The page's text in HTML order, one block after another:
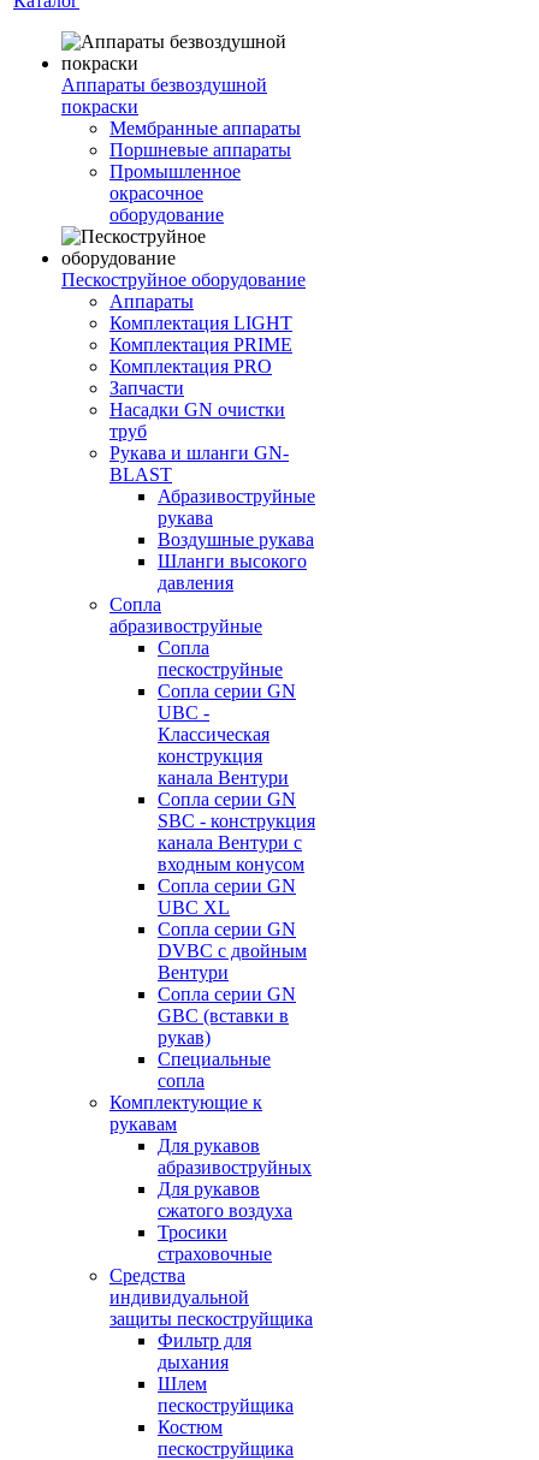
Аппараты безвоздушной
покраски
Мембранные аппараты
Поршневые аппараты
Промышленное
окрасочное
оборудование
Пескоструйное оборудование
Аппараты
Комплектация LIGHT
Комплектация PRIME
Комплектация PRO
Запчасти
Насадки GN очистки
труб
Рукава и шланги GN-
BLAST
Абразивоструйные
рукава
Воздушные рукава
Шланги высокого
давления
Сопла
абразивоструйные
Сопла
пескоструйные
Сопла серии GN
UBC -
Классическая
конструкция
канала Вентури
Сопла серии GN
SBC - конструкция
канала Вентури c
входным конусом
Сопла серии GN
UBC XL
Сопла серии GN
DVBC с двойным
Вентури
Сопла серии GN
GBC (вставки в
рукав)
Специальные
сопла
Комплектующие к
рукавам
Для рукавов
абразивоструйных
Для рукавов
сжатого воздуха
Тросики
страховочные
Средства
индивидуальной
защиты пескоструйщика
Фильтр для
дыхания
Шлем
пескоструйщика
Костюм
пескоструйщика